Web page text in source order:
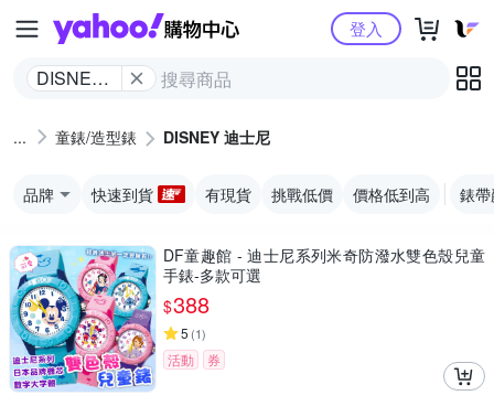
Yahoo購物中心
DISNEY
登入
童錶/造型錶 DISNEY 迪士尼
品牌 快速到貨 有現貨 挑戰低價 價格低到高 錶
DF童趣館 - 迪士尼系列米奇防潑水雙色殼兒童
手錶-多款可選
$388
5 (1)
活動 券